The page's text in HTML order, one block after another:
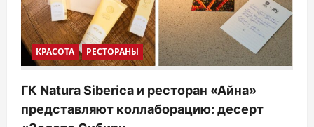
КРАСОТА РЕСТОРАНЫ
ГК Natura Siberica и ресторан «Айна»
представляют коллаборацию: десерт